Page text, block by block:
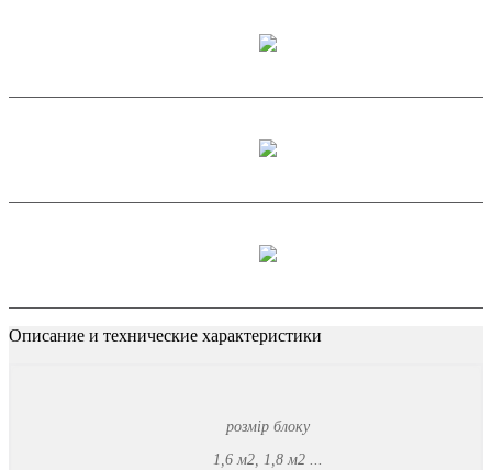
Описание и технические характеристики
розмір блоку
1,6 м2, 1,8 м2 ...